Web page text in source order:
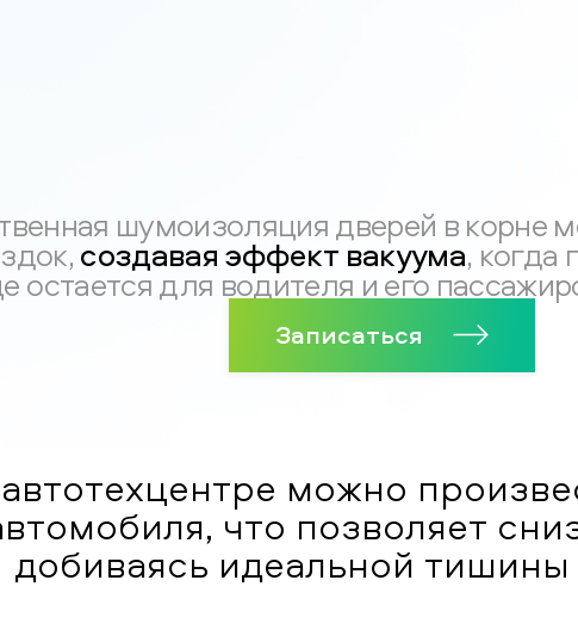
шумоизоляция дверей в корне
создавая эффект вакуума, когда
остается для водителя и его
Записаться
можно
что позволяет
добиваясь идеальной тишины